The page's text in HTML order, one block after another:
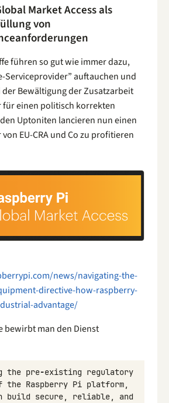
Market Access als
von
führen so gut wie immer dazu,
Serviceprovider” auftauchen und
Bewältigung der Zusatzarbeit
für einen politisch korrekten
Uptoniten lancieren nun einen
EU-CRA und Co zu profitieren
news/navigating-the-
directive-how-raspberry-
advantage/
bewirbt man den Dienst
the pre-existing regulatory
the Raspberry Pi platform,
build secure, reliable,
and